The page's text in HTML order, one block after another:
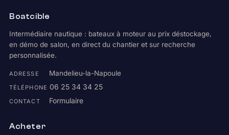
Boatcible
Intermédiaire nautique : bateaux à moteur au prix déstockage,
en démo de salon, en direct du chantier et sur recherche
personnalisée.
ADRESSE Mandelieu-la-Napoule
TÉLÉPHONE 06 25 34 34 25
CONTACT Formulaire
Acheter